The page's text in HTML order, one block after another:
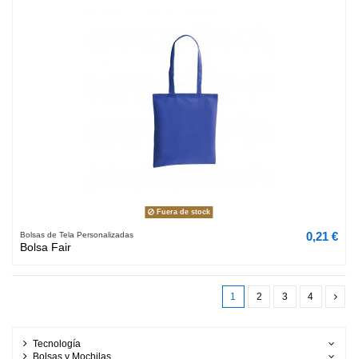
Fuera de stock
Bolsas de Tela Personalizadas
Bolsa Fair
0,21 €
1 2 3 4
Tecnología